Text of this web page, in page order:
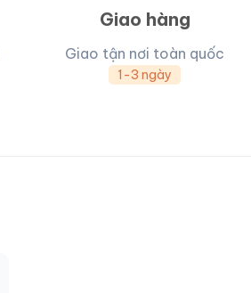
Giao hàng
Giao tận nơi toàn quốc
1-3 ngày